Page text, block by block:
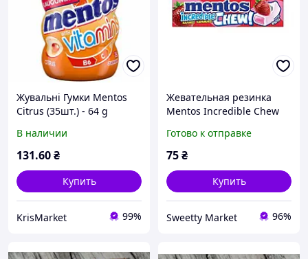
Жувальні Гумки Mentos
Citrus (35шт.) - 64 g
В наличии
131.60₴
Купить
KrisMarket 99%
Жевательная резинка
Mentos Incredible Chew
Готово к отправке
75₴
Купить
Sweetty Market 96%